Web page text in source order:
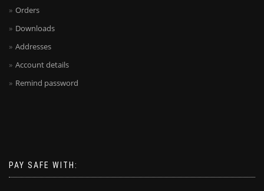
Orders
Downloads
Addresses
Account details
Remind password
PAY SAFE WITH: